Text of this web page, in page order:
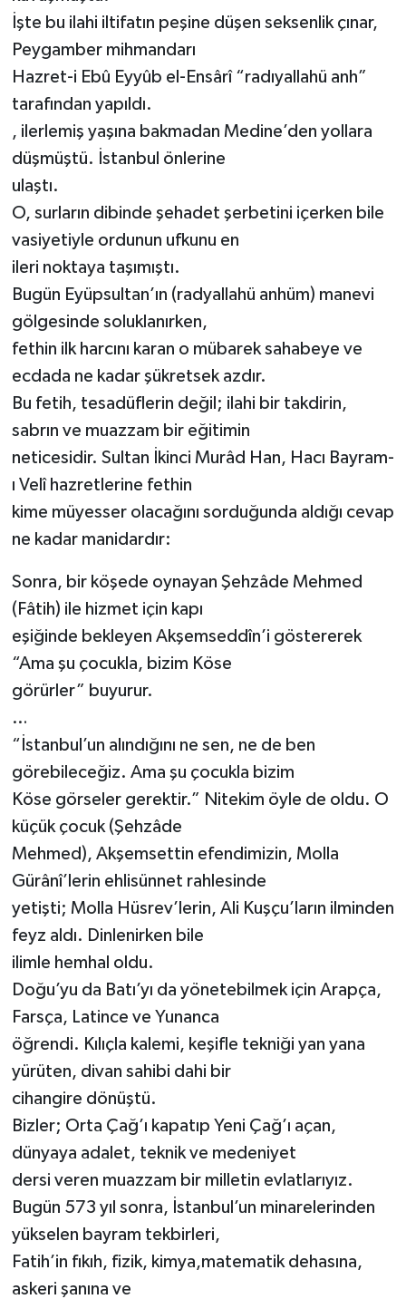
İşte bu ilahi iltifatın peşine düşen seksenlik çınar,
Peygamber mihmandarı
Hazret-i Ebû Eyyûb el-Ensârî “radıyallahü anh”
tarafından yapıldı.
, ilerlemiş yaşına bakmadan Medine’den yollara
düşmüştü. İstanbul önlerine
ulaştı.
O, surların dibinde şehadet şerbetini içerken bile
vasiyetiyle ordunun ufkunu en
ileri noktaya taşımıştı.
Bugün Eyüpsultan’ın (radyallahü anhüm) manevi
gölgesinde soluklanırken,
fethin ilk harcını karan o mübarek sahabeye ve
ecdada ne kadar şükretsek azdır.
Bu fetih, tesadüflerin değil; ilahi bir takdirin,
sabrın ve muazzam bir eğitimin
neticesidir. Sultan İkinci Murâd Han, Hacı Bayram-
ı Velî hazretlerine fethin
kime müyesser olacağını sorduğunda aldığı cevap
ne kadar manidardır:
Sonra, bir köşede oynayan Şehzâde Mehmed
(Fâtih) ile hizmet için kapı
eşiğinde bekleyen Akşemseddîn’i göstererek
“Ama şu çocukla, bizim Köse
görürler” buyurur.
…
“İstanbul’un alındığını ne sen, ne de ben
görebileceğiz. Ama şu çocukla bizim
Köse görseler gerektir.” Nitekim öyle de oldu. O
küçük çocuk (Şehzâde
Mehmed), Akşemsettin efendimizin, Molla
Gürânî’lerin ehlisünnet rahlesinde
yetişti; Molla Hüsrev’lerin, Ali Kuşçu’ların ilminden
feyz aldı. Dinlenirken bile
ilimle hemhal oldu.
Doğu’yu da Batı’yı da yönetebilmek için Arapça,
Farsça, Latince ve Yunanca
öğrendi. Kılıçla kalemi, keşifle tekniği yan yana
yürüten, divan sahibi dahi bir
cihangire dönüştü.
Bizler; Orta Çağ’ı kapatıp Yeni Çağ’ı açan,
dünyaya adalet, teknik ve medeniyet
dersi veren muazzam bir milletin evlatlarıyız.
Bugün 573 yıl sonra, İstanbul’un minarelerinden
yükselen bayram tekbirleri,
Fatih’in fıkıh, fizik, kimya,matematik dehasına,
askeri şanına ve